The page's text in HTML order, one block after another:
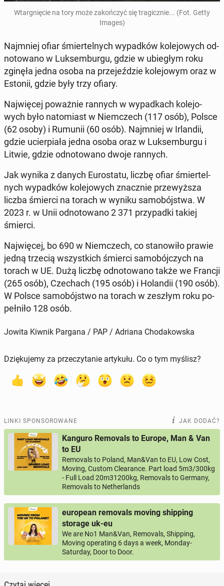
Wtar­gnię­cie na tory może za­koń­czyć się tra­gicz­nie... (Fot. Getty
Images)
Naj­mniej ofiar śmier­tel­nych wy­pad­ków ko­le­jo­wych od­
no­to­wa­no w Luk­sem­bur­gu, gdzie w ubie­głym roku
zginęła jedna osoba na prze­jeź­dzie ko­le­jo­wym oraz w
Estonii, gdzie były trzy ofiary.
Naj­wię­cej po­waż­nie rannych w wy­pad­kach ko­le­jo­
wych było na­to­miast w Niem­czech (117 osób), Polsce
(62 osoby) i Rumunii (60 osób). Naj­mniej w Ir­lan­dii,
gdzie ucier­pia­ła jedna osoba oraz w Luk­sem­bur­gu i
Litwie, gdzie od­no­to­wa­no dwoje rannych.
Jak wynika z danych Eu­ro­sta­tu, liczbę ofiar śmier­tel­
nych wy­pad­ków ko­le­jo­wych znacz­nie prze­wyż­sza
liczba śmierci na torach w wyniku sa­mo­bój­stwa. W
2023 r. w Unii od­no­to­wa­no 2 371 przy­pad­ki takiej
śmierci.
Naj­wię­cej, bo 690 w Niem­czech, co sta­no­wi­ło prawie
jedną trzecią wszyst­kich śmierci sa­mo­bój­czych na
torach w UE. Dużą liczbę od­no­to­wa­no także we Francji
(265 osób), Cze­chach (195 osób) i Ho­lan­dii (190 osób).
W Polsce sa­mo­bój­stwo na torach w zeszłym roku po­
peł­ni­ło 128 osób.
Jowita Kiwnik Pargana / PAP / Adriana Chodakowska
Dziękujemy za przeczytanie artykułu. Co o tym myślisz?
LINKI SPONSOROWANE JAK DODAĆ?
Kanguro Removals to Europe, Man & Van
to EU
Removals to Poland, Man&Van to EU, Low Cost,
Moving, Custom Clearance. Part load 5m3/300kg
- Full Load 20m31200kg, Removals to Germany,
Removals to Netherlands
european removals moving shipping
storage uk-eu
We are No1 Man&Van, Removals, Shipping,
Moving operating 6 days a week, Monday-
Saturday, Door to Door.